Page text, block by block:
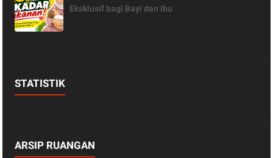
Eksklusif bagi Bayi dan Ibu
STATISTIK
ARSIP RUANGAN